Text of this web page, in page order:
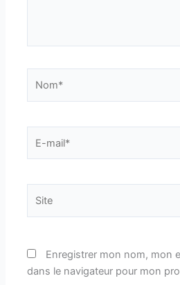
mail*
Enregistrer mon nom, mon
dans le navigateur pour mon